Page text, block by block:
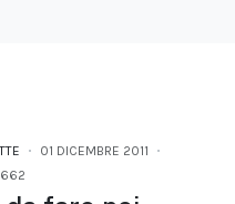
01 DICEMBRE 2011